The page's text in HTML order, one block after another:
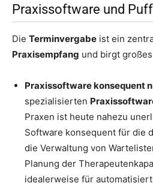
Praxissoftware und
Die Terminvergabe ist ein
Praxisempfang und birgt großes
Praxissoftware konsequent
spezialisierten
Praxen ist heute nahezu
Software konsequent für die
die Verwaltung von
Planung der
idealerweise für